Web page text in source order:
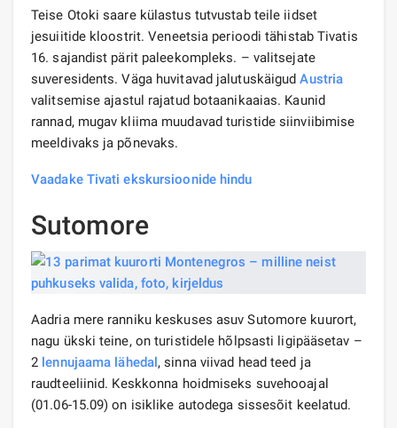
Teise Otoki saare külastus tutvustab teile iidset
jesuiitide kloostrit. Veneetsia perioodi tähistab Tivatis
16. sajandist pärit paleekompleks. – valitsejate
suveresidents. Väga huvitavad jalutuskäigudAustria
valitsemise ajastul rajatud botaanikaaias. Kaunid
rannad, mugav kliima muudavad turistide siinviibimise
meeldivaks ja põnevaks.
Vaadake Tivati ​​ekskursioonide hindu
Sutomore
Aadria mere ranniku keskuses asuv Sutomore kuurort,
nagu ükski teine, on turistidele hõlpsasti ligipääsetav –
2 lennujaama lähedal, sinna viivad head teed ja
raudteeliinid. Keskkonna hoidmiseks suvehooajal
(01.06-15.09) on isiklike autodega sissesõit keelatud.